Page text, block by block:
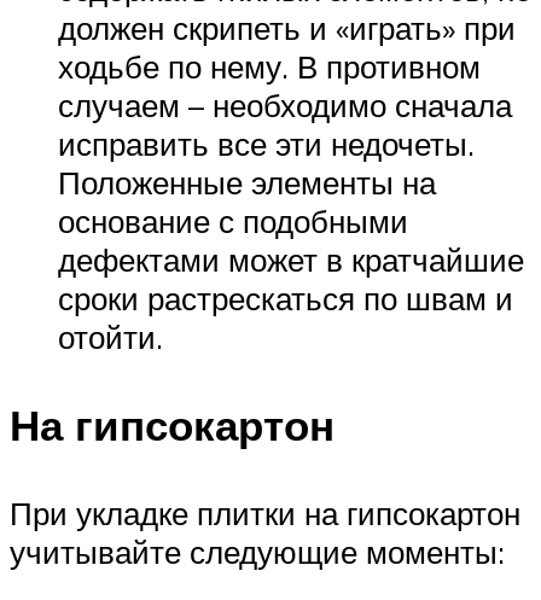
должен скрипеть и «играть» при
ходьбе по нему. В противном
случаем – необходимо сначала
исправить все эти недочеты.
Положенные элементы на
основание с подобными
дефектами может в кратчайшие
сроки растрескаться по швам и
отойти.
На гипсокартон
При укладке плитки на гипсокартон
учитывайте следующие моменты: